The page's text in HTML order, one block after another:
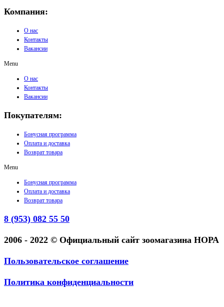
Компания:
О нас
Контакты
Вакансии
Menu
О нас
Контакты
Вакансии
Покупателям:
Бонусная программа
Оплата и доставка
Возврат товара
Menu
Бонусная программа
Оплата и доставка
Возврат товара
8 (953) 082 55 50
2006 - 2022 © Официальный сайт зоомагазина НОРА
Пользовательское соглашение
Политика конфиденциальности